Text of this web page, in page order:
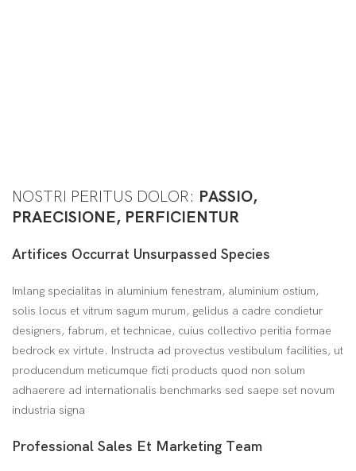
NOSTRI PERITUS DOLOR: PASSIO,
PRAECISIONE, PERFICIENTUR
Artifices Occurrat Unsurpassed Species
Imlang specialitas in aluminium fenestram, aluminium ostium,
solis locus et vitrum sagum murum, gelidus a cadre condietur
designers, fabrum, et technicae, cuius collectivo peritia formae
bedrock ex virtute. Instructa ad provectus vestibulum facilities, ut
producendum meticumque ficti products quod non solum
adhaerere ad internationalis benchmarks sed saepe set novum
industria signa
Professional Sales Et Marketing Team